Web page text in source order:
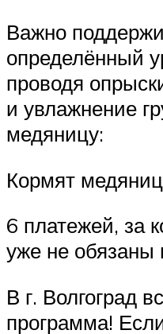
Важно
определённый
проводя
и увлажнение
медяницу:
Кормят
6 платежей, за
уже не обязаны
В г. Волгоград
программа!